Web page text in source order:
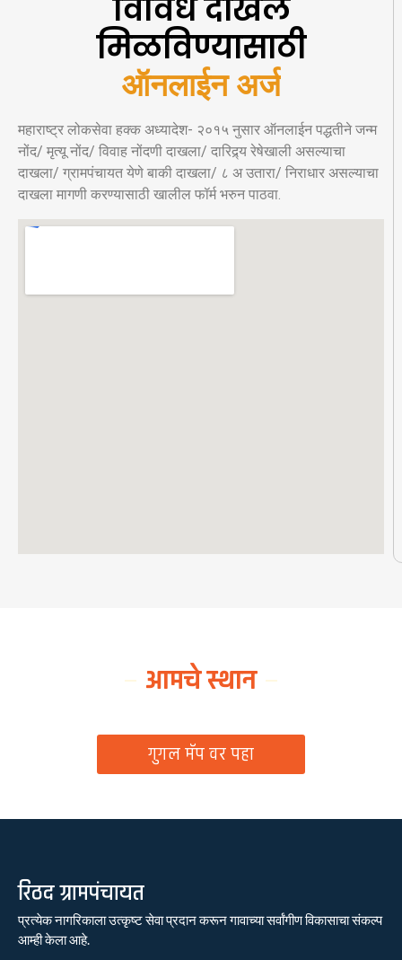
विविध दाखले
मिळविण्यासाठी
ऑनलाईन अर्ज
महाराष्ट्र लोकसेवा हक्क अध्यादेश- २०१५ नुसार ऑनलाईन पद्धतीने जन्म
नोंद/ मृत्यू नोंद/ विवाह नोंदणी दाखला/ दारिद्र्य रेषेखाली असल्याचा
दाखला/ ग्रामपंचायत येणे बाकी दाखला/ ८ अ उतारा/ निराधार असल्याचा
दाखला मागणी करण्यासाठी खालील फॉर्म भरुन पाठवा.
आमचे स्थान
गुगल मॅप वर पहा
रिठद ग्रामपंचायत
प्रत्येक नागरिकाला उत्कृष्ट सेवा प्रदान करून गावाच्या सर्वांगीण विकासाचा संकल्प
आम्ही केला आहे.